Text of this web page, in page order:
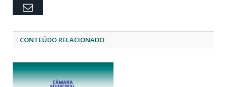
Email
CONTEÚDO RELACIONADO